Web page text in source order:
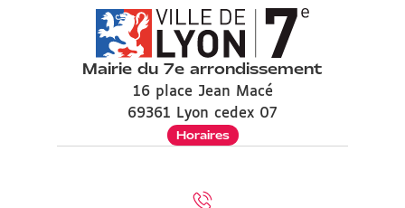
Mairie du 7e arrondissement
16 place Jean Macé
69361 Lyon cedex 07
Horaires